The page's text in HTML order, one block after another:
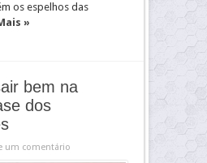
os espelhos das
»
bem na
dos
um comentário